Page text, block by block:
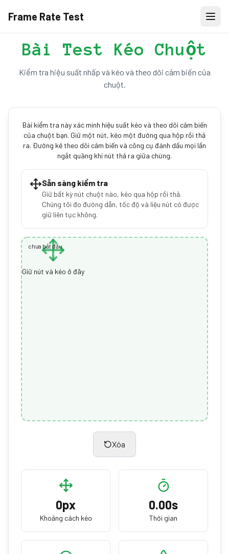
Frame Rate Test
Bài Test Kéo Chuột
Kiểm tra hiệu suất nhấp và kéo và theo dõi cảm biến của
chuột.
Bài kiểm tra này xác minh hiệu suất kéo và theo dõi cảm biến
của chuột bạn. Giữ một nút, kéo một đường qua hộp rồi thả
ra. Đường kẻ theo dõi cảm biến và công cụ đánh dấu mọi lần
ngắt quãng khi nút thả ra giữa chừng.
Sẵn sàng kiểm tra
Giữ bất kỳ nút chuột nào, kéo qua hộp rồi thả.
Chúng tôi đo đường dẫn, tốc độ và liệu nút có được
giữ liên tục không.
chưa bắt đầu
Giữ nút và kéo ở đây
Xóa
0px
Khoảng cách kéo
0.00s
Thời gian